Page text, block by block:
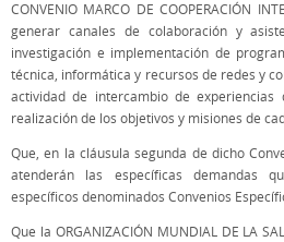
CONVENIO MARCO DE COOPERACIÓN
generar canales de colaboración y
investigación e implementación de
técnica, informática y recursos de redes y
actividad de intercambio de
realización de los objetivos y misiones de
Que, en la cláusula segunda de dicho
atenderán las específicas demandas
específicos denominados Convenios
Que la ORGANIZACIÓN MUNDIAL DE LA